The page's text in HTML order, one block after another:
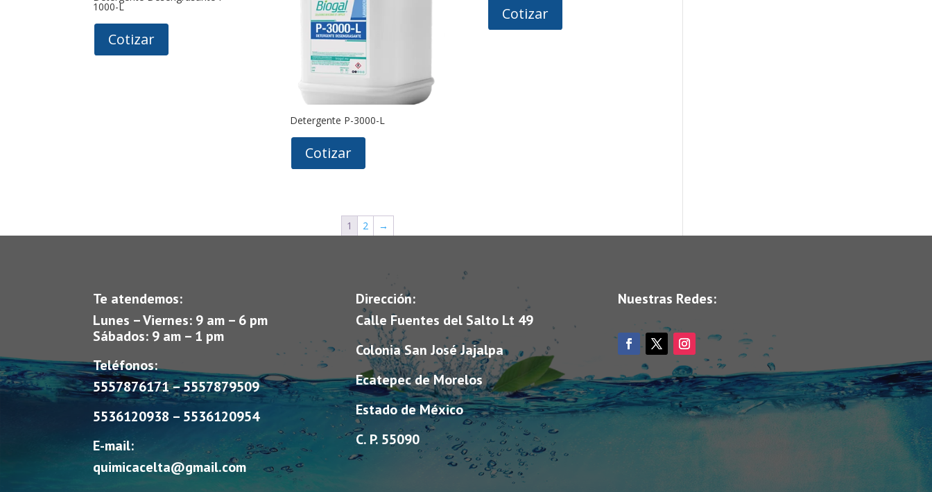
1000-L
Cotizar
Detergente P-3000-L
Cotizar
Cotizar
1 2 →
Te atendemos:
Lunes – Viernes: 9 am – 6 pm
Sábados: 9 am – 1 pm
Teléfonos:
5557876171 – 5557879509
5536120938 – 5536120954
E-mail:
quimicacelta@gmail.com
Dirección:
Calle Fuentes del Salto Lt 49
Colonia San José Jajalpa
Ecatepec de Morelos
Estado de México
C. P. 55090
Nuestras Redes: